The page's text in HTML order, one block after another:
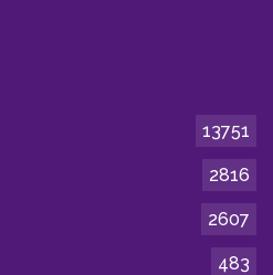
13751
2816
2607
483